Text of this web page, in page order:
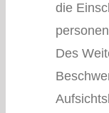
die
Des